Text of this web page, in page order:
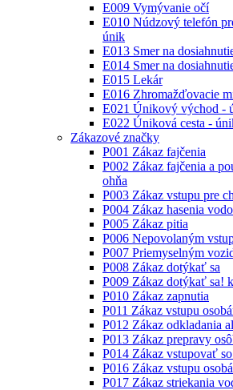
E009 Vymývanie očí
E010 Núdzový telefón
únik
E013 Smer na
E014 Smer na
E015 Lekár
E016 Zhromažďovacie
E021 Únikový východ -
E022 Úniková cesta -
Zákazové značky
P001 Zákaz fajčenia
P002 Zákaz fajčenia a
ohňa
P003 Zákaz vstupu pre
P004 Zákaz hasenia
P005 Zákaz pitia
P006 Nepovolaným
P007 Priemyselným
P008 Zákaz dotýkať sa
P009 Zákaz dotýkať sa!
P010 Zákaz zapnutia
P011 Zákaz vstupu
P012 Zákaz odkladania
P013 Zákaz prepravy
P014 Zákaz vstupovať
P016 Zákaz vstupu
P017 Zákaz striekania